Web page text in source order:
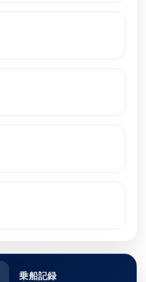
乗船記録